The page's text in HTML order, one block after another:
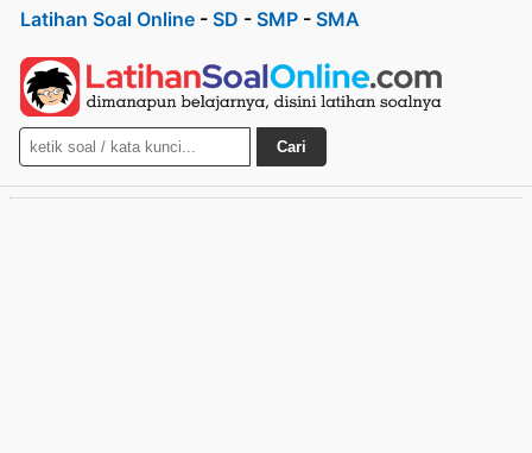
Latihan Soal Online - SD - SMP - SMA
Cari